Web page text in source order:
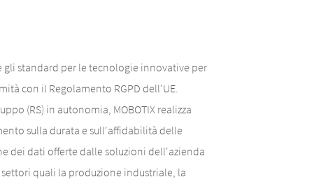
gli standard per le tecnologie innovative per
con il Regolamento RGPD dell'UE.
(RS) in autonomia, MOBOTIX realizza
sulla durata e sull'affidabilità delle
dei dati offerte dalle soluzioni dell'azienda
quali la produzione industriale, la